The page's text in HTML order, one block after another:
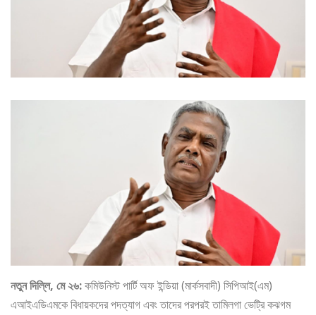
নতুন দিল্লি, মে ২৬:কমিউনিস্ট পার্টি অফ ইন্ডিয়া (মার্কসবাদী) সিপিআই(এম)
এআইএডিএমকে বিধায়কদের পদত্যাগ এবং তাদের পরপরই তামিলগা ভেট্রি কঝগম